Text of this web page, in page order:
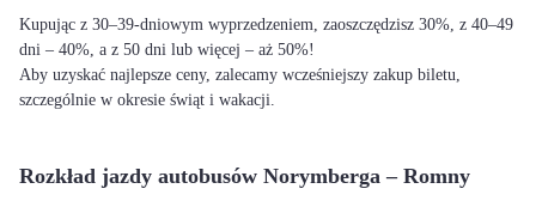
Kupując z 30–39-dniowym wyprzedzeniem, zaoszczędzisz 30%, z 40–49
dni – 40%, a z 50 dni lub więcej – aż 50%!
Aby uzyskać najlepsze ceny, zalecamy wcześniejszy zakup biletu,
szczególnie w okresie świąt i wakacji.
Rozkład jazdy autobusów Norymberga – Romny